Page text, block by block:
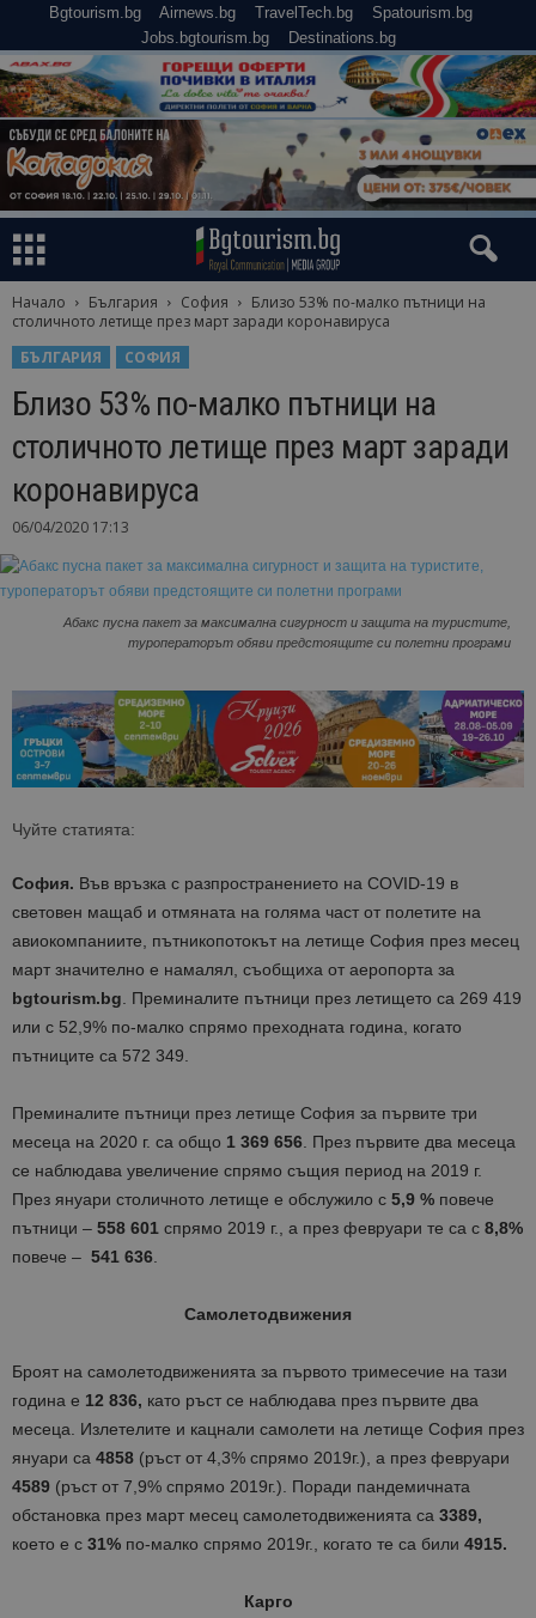
Bgtourism.bg Airnews.bg TravelTech.bg
Spatourism.bg
Jobs.bgtourism.bg
Destinations.bg
Начало България София
Близо 53% по-малко пътници на
столичното летище през март заради коронавируса
БЪЛГАРИЯ
СОФИЯ
Близо 53% по-малко пътници на
столичното летище през март заради
коронавируса
06/04/2020 17:13
Абакс пусна пакет за максимална сигурност и защита на туристите,
туроператорът обяви предстоящите си полетни програми
Чуйте статията:
София. Във връзка с разпространението на COVID-19 в
световен мащаб и отмяната на голяма част от полетите на
авиокомпаниите, пътникопотокът на летище София през месец
март значително e намалял, съобщиха от аеропорта за
bgtourism.bg. Преминалите пътници през летището са 269 419
или с 52,9% по-малко спрямо преходната година, когато
пътниците са 572 349.
Преминалите пътници през летище София за първите три
месеца на 2020 г. са общо 1 369 656. През първите два месеца
се наблюдава увеличение спрямо същия период на 2019 г.
През януари столичното летище е обслужило с 5,9 % повече
пътници – 558 601 спрямо 2019 г., а през февруари те са с 8,8%
повече – 541 636.
Самолетодвижения
Броят на самолетодвиженията за първото тримесечие на тази
година е 12 836, като ръст се наблюдава през първите два
месеца. Излетелите и кацнали самолети на летище София през
януари са 4858 (ръст от 4,3% спрямо 2019г.), а през февруари
4589 (ръст от 7,9% спрямо 2019г.). Поради пандемичната
обстановка през март месец самолетодвиженията са 3389,
което е с 31% по-малко спрямо 2019г., когато те са били 4915.
Карго